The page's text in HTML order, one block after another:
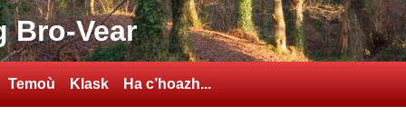
Bro-Vear
Temoù Klask Ha c’hoazh...